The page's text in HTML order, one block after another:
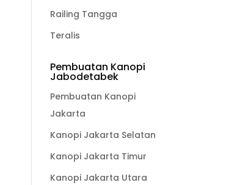
Railing Tangga
Teralis
Pembuatan Kanopi
Jabodetabek
Pembuatan Kanopi
Jakarta
Kanopi Jakarta Selatan
Kanopi Jakarta Timur
Kanopi Jakarta Utara